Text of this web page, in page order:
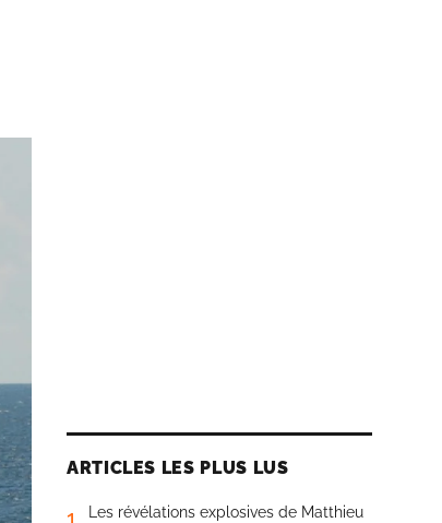
ARTICLES LES PLUS LUS
1
Les révélations explosives de Matthieu